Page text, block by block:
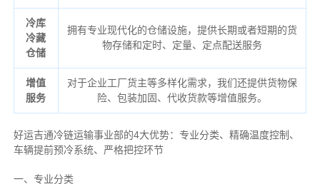
冷库
冷藏
仓储
拥有专业现代化的仓储设施，提供长期或者短期的货
物存储和定时、定量、定点配送服务
增值
服务
对于企业工厂货主等多样化需求，我们还提供货物保
险、包装加固、代收货款等增值服务。
好运吉通冷链运输事业部的4大优势： 专业分类、 精确温度控制、
车辆提前预冷系统、 严格把控环节
一、专业分类